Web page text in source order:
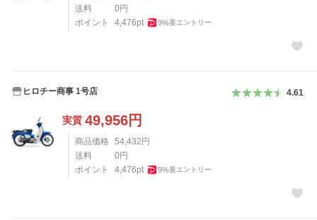
送料
0 円
ポイント
4,476pt 9%要エントリー
ヒロチー商事 1号店 4.61
実質 49,956円
商品価格 54,432 円
送料
0 円
ポイント
4,476pt 9%要エントリー